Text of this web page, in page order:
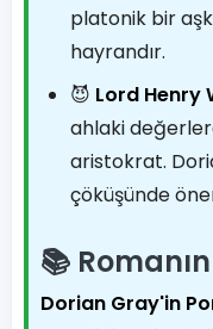
platonik bir
hayrandır.
😈 Lord Henry
ahlaki
aristokrat.
çöküşünde
📚
Dorian Gray'in